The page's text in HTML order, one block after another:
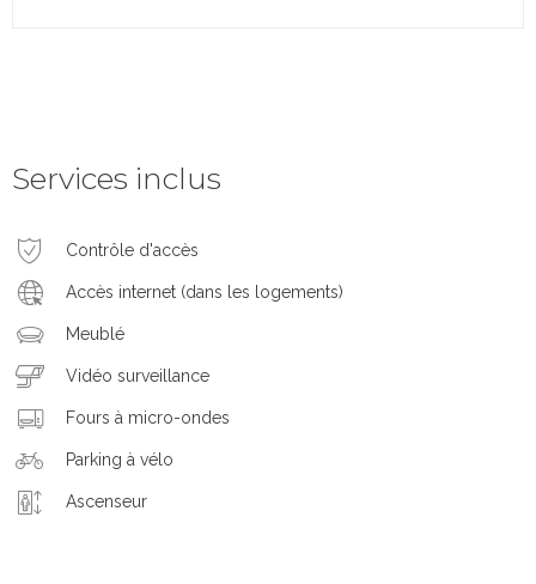
Services inclus
Contrôle d'accès
Accès internet (dans les logements)
Meublé
Vidéo surveillance
Fours à micro-ondes
Parking à vélo
Ascenseur